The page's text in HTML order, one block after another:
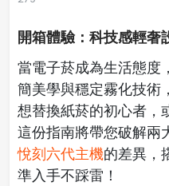
開箱體驗：科技感輕奢
當電子菸成為生活態度
簡美學與穩定霧化技術
想替換紙菸的初心者，
這份指南將帶您破解兩
悅刻六代主機的差異，
準入手不踩雷！